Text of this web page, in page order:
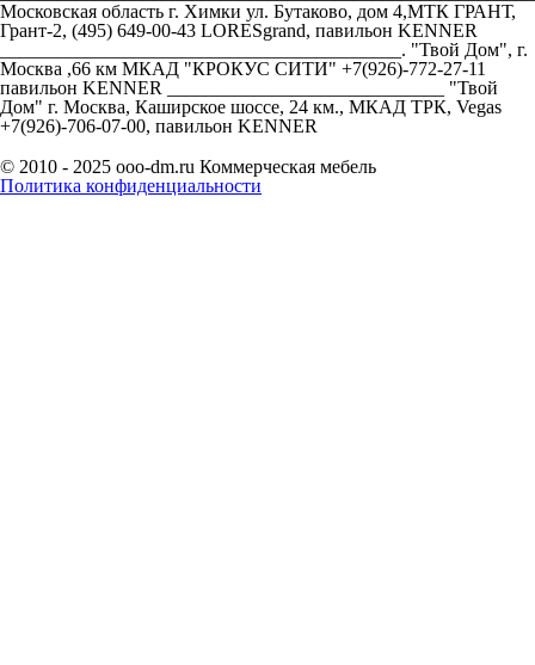
Московская область г. Химки ул. Бутаково, дом 4,МТК ГРАНТ,
Грант-2, (495) 649-00-43 LORESgrand, павильон KENNER
__________________________________________. "Твой Дом", г.
Москва ,66 км МКАД "КРОКУС СИТИ" +7(926)-772-27-11
павильон KENNER _____________________________ "Твой
Дом" г. Москва, Каширское шоссе, 24 км., МКАД ТРК, Vegas
+7(926)-706-07-00, павильон KENNER
© 2010 - 2025 ooo-dm.ru Коммерческая мебель
Политика конфиденциальности